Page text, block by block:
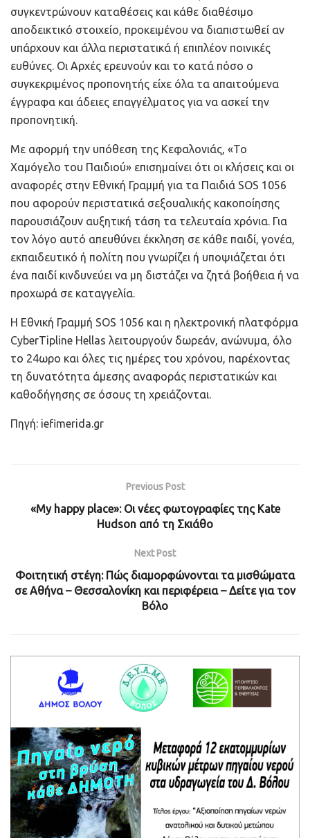
συγκεντρώνουν καταθέσεις και κάθε διαθέσιμο
αποδεικτικό στοιχείο, προκειμένου να διαπιστωθεί αν
υπάρχουν και άλλα περιστατικά ή επιπλέον ποινικές
ευθύνες. Οι Αρχές ερευνούν και το κατά πόσο ο
συγκεκριμένος προπονητής είχε όλα τα απαιτούμενα
έγγραφα και άδειες επαγγέλματος για να ασκεί την
προπονητική.
Με αφορμή την υπόθεση της Κεφαλονιάς, «Το
Χαμόγελο του Παιδιού» επισημαίνει ότι οι κλήσεις και οι
αναφορές στην Εθνική Γραμμή για τα Παιδιά SOS 1056
που αφορούν περιστατικά σεξουαλικής κακοποίησης
παρουσιάζουν αυξητική τάση τα τελευταία χρόνια. Για
τον λόγο αυτό απευθύνει έκκληση σε κάθε παιδί, γονέα,
εκπαιδευτικό ή πολίτη που γνωρίζει ή υποψιάζεται ότι
ένα παιδί κινδυνεύει να μη διστάζει να ζητά βοήθεια ή να
προχωρά σε καταγγελία.
Η Εθνική Γραμμή SOS 1056 και η ηλεκτρονική πλατφόρμα
CyberTipline Hellas λειτουργούν δωρεάν, ανώνυμα, όλο
το 24ωρο και όλες τις ημέρες του χρόνου, παρέχοντας
τη δυνατότητα άμεσης αναφοράς περιστατικών και
καθοδήγησης σε όσους τη χρειάζονται.
Πηγή: iefimerida.gr
Previous Post
«My happy place»: Οι νέες φωτογραφίες της Kate
Hudson από τη Σκιάθο
Next Post
Φοιτητική στέγη: Πώς διαμορφώνονται τα μισθώματα
σε Αθήνα – Θεσσαλονίκη και περιφέρεια – Δείτε για τον
Βόλο